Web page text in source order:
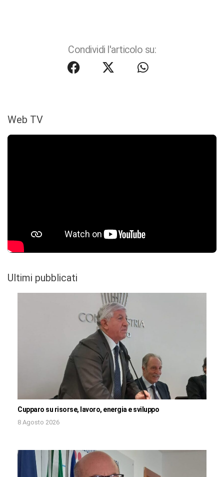
Condividi l'articolo su:
Web TV
Ultimi pubblicati
Cupparo su risorse, lavoro, energia e sviluppo
8 Agosto 2026